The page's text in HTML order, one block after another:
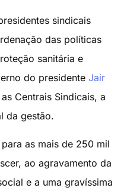
sindicais
das políticas
sanitária e
do presidente Jair
Centrais Sindicais, a
da gestão.
as mais de 250 mil
ao agravamento da
e a uma gravíssima